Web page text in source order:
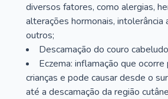
diversos fatores, como alergias,
alterações hormonais, intolerância
outros;
Descamação do couro
Eczema: inflamação que
crianças e pode causar desde o
até a descamação da região